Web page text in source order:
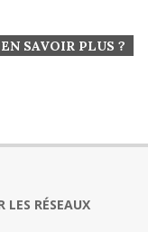
EN SAVOIR PLUS ?
LES RÉSEAUX